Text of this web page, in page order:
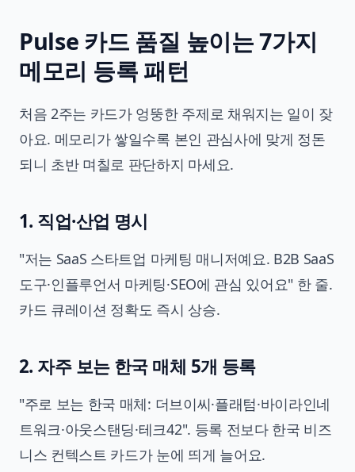
Pulse 카드 품질 높이는 7가지
메모리 등록 패턴
처음 2주는 카드가 엉뚱한 주제로 채워지는 일이 잦
아요. 메모리가 쌓일수록 본인 관심사에 맞게 정돈
되니 초반 며칠로 판단하지 마세요.
1. 직업·산업 명시
"저는 SaaS 스타트업 마케팅 매니저예요. B2B SaaS
도구·인플루언서 마케팅·SEO에 관심 있어요" 한 줄.
카드 큐레이션 정확도 즉시 상승.
2. 자주 보는 한국 매체 5개 등록
"주로 보는 한국 매체: 더브이씨·플래텀·바이라인네
트워크·아웃스탠딩·테크42". 등록 전보다 한국 비즈
니스 컨텍스트 카드가 눈에 띄게 늘어요.